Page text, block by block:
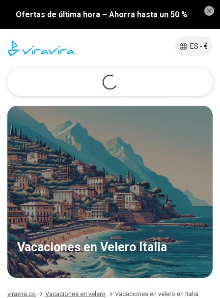
Ofertas de última hora – Ahorra hasta un 50 %
ES - €
Vacaciones en Velero Italia
viravira.co Vacaciones en velero Vacaciones en velero en Italia